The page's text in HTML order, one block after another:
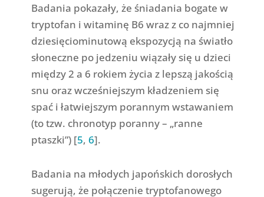
Badania pokazały, że śniadania bogate w
tryptofan i witaminę B6 wraz z co najmniej
dziesięciominutową ekspozycją na światło
słoneczne po jedzeniu wiązały się u dzieci
między 2 a 6 rokiem życia z lepszą jakością
snu oraz wcześniejszym kładzeniem się
spać i łatwiejszym porannym wstawaniem
(to tzw. chronotyp poranny – „ranne
ptaszki”) [5,6].
Badania na młodych japońskich dorosłych
sugerują, że połączenie tryptofanowego